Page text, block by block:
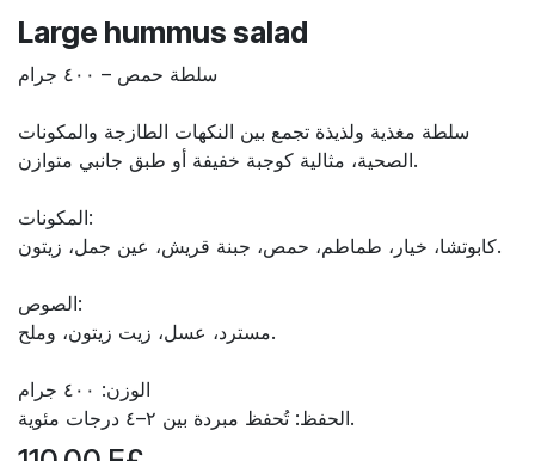
Large hummus salad
سلطة حمص – ٤٠٠ جرام
سلطة مغذية ولذيذة تجمع بين النكهات الطازجة والمكونات
الصحية، مثالية كوجبة خفيفة أو طبق جانبي متوازن.
المكونات:
كابوتشا، خيار، طماطم، حمص، جبنة قريش، عين جمل، زيتون.
الصوص:
مسترد، عسل، زيت زيتون، وملح.
الوزن: ٤٠٠ جرام
الحفظ: تُحفظ مبردة بين ٢–٤ درجات مئوية.